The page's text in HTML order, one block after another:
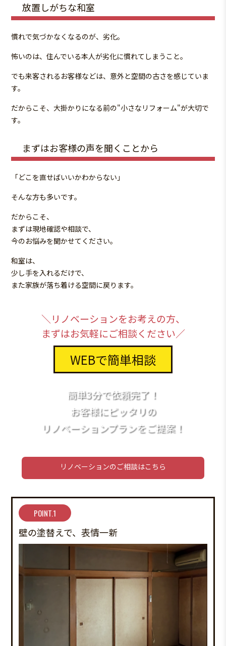
放置しがちな和室
慣れで気づかなくなるのが、劣化。
怖いのは、住んでいる本人が劣化に慣れてしまうこと。
でも来客されるお客様などは、意外と空間の古さを感じていま
す。
だからこそ、大掛かりになる前の"小さなリフォーム"が大切で
す。
まずはお客様の声を聞くことから
「どこを直せばいいかわからない」
そんな方も多いです。
だからこそ、
まずは現地確認や相談で、
今のお悩みを聞かせてください。
和室は、
少し手を入れるだけで、
また家族が落ち着ける空間に戻ります。
＼リノベーションをお考えの方、
まずはお気軽にご相談ください／
WEBで簡単相談
簡単3分で依頼完了！
お客様にピッタリの
リノベーションプランをご提案！
リノベーションのご相談はこちら
POINT.1
壁の塗替えで、表情一新